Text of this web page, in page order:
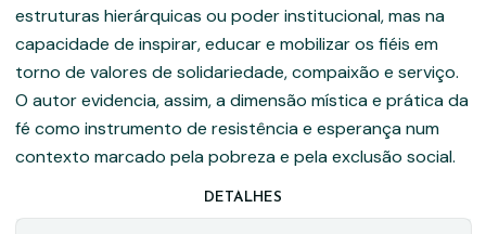
estruturas hierárquicas ou poder institucional, mas na
capacidade de inspirar, educar e mobilizar os fiéis em
torno de valores de solidariedade, compaixão e serviço.
O autor evidencia, assim, a dimensão mística e prática da
fé como instrumento de resistência e esperança num
contexto marcado pela pobreza e pela exclusão social.
DETALHES